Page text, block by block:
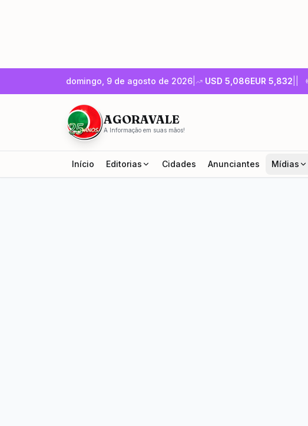
domingo, 9 de agosto de 2026 USD 5,086EUR 5,832
AGORAVALE
A Informação em suas mãos!
Início Editorias Cidades Anunciantes Mídias